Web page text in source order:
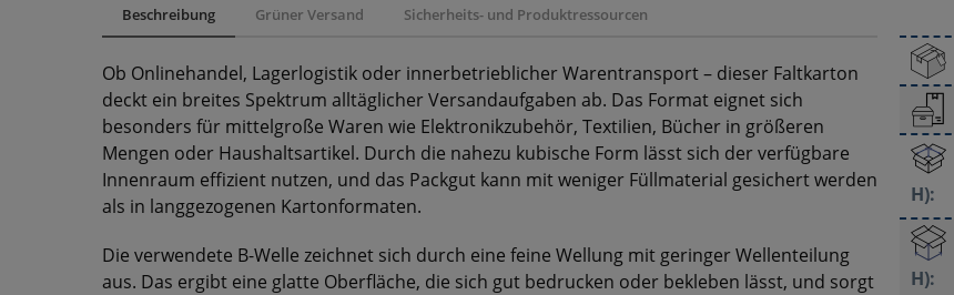
Beschreibung Grüner Versand Sicherheits- und Produktressourcen
Ob Onlinehandel, Lagerlogistik oder innerbetrieblicher Warentransport – dieser Faltkarton
deckt ein breites Spektrum alltäglicher Versandaufgaben ab. Das Format eignet sich
besonders für mittelgroße Waren wie Elektronikzubehör, Textilien, Bücher in größeren
Mengen oder Haushaltsartikel. Durch die nahezu kubische Form lässt sich der verfügbare
Innenraum effizient nutzen, und das Packgut kann mit weniger Füllmaterial gesichert werden
als in langgezogenen Kartonformaten.
Die verwendete B-Welle zeichnet sich durch eine feine Wellung mit geringer Wellenteilung
aus. Das ergibt eine glatte Oberfläche, die sich gut bedrucken oder bekleben lässt, und sorgt
H):
H):